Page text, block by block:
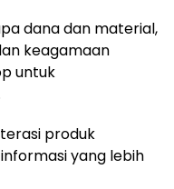
dana dan material,
keagamaan
untuk
produk
yang lebih